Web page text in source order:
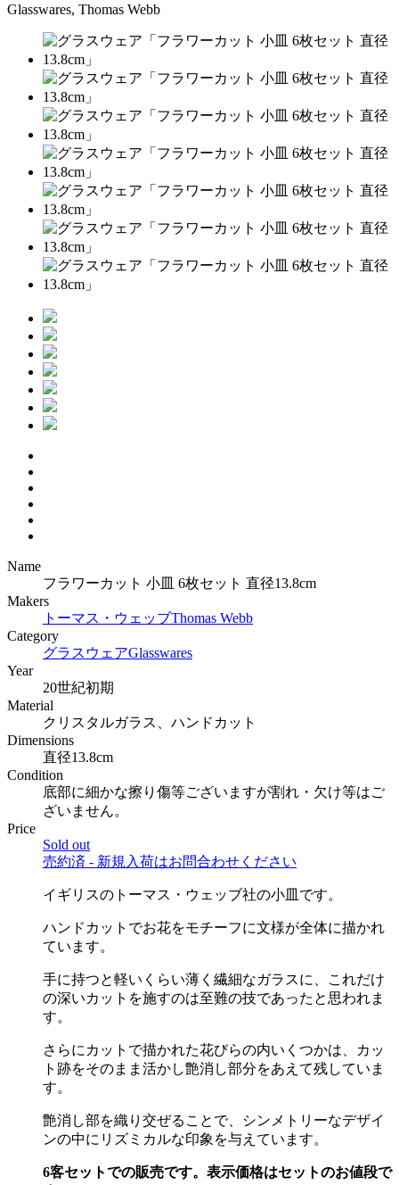
Glasswares, Thomas Webb
Name
フラワーカット 小皿 6枚セット 直径13.8cm
Makers
トーマス・ウェッブThomas Webb
Category
グラスウェアGlasswares
Year
20世紀初期
Material
クリスタルガラス、ハンドカット
Dimensions
直径13.8cm
Condition
底部に細かな擦り傷等ございますが割れ・欠け等はご
ざいません。
Price
Sold out
売約済 - 新規入荷はお問合わせください
イギリスのトーマス・ウェッブ社の小皿です。
ハンドカットでお花をモチーフに文様が全体に描かれ
ています。
手に持つと軽いくらい薄く繊細なガラスに、これだけ
の深いカットを施すのは至難の技であったと思われま
す。
さらにカットで描かれた花びらの内いくつかは、カッ
ト跡をそのまま活かし艶消し部分をあえて残していま
す。
艶消し部を織り交ぜることで、シンメトリーなデザイ
ンの中にリズミカルな印象を与えています。
6客セットでの販売です。表示価格はセットのお値段で